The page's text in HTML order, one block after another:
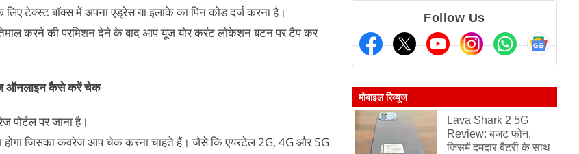
टेक्स्ट बॉक्स में अपना एड्रेस या इलाके का पिन कोड दर्ज करना है।
करने की परमिशन देने के बाद आप यूज योर करंट लोकेशन बटन पर टैप कर
ऑनलाइन कैसे करें चेक
पर जाना है।
जिसका कवरेज आप चेक करना चाहते हैं। जैसे कि एयरटेल 2G, 4G और 5G
Follow Us
मोबाइल रिव्यूज
Lava Shark 2 5G
Review: बजट फोन,
जिसमें दमदार बैटरी के साथ